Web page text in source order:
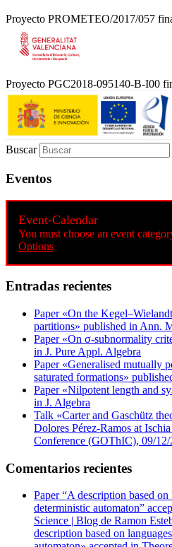
Proyecto PROMETEO/2017/057
Proyecto PGC2018-095140-B-I00
Buscar
Eventos
Event-Calendar
You must choose an event
Options
Entradas recientes
Paper «On the
partitions» published in Ann.
Paper «On σ-subnormality
in J. Pure Appl. Algebra
Paper «Generalised mutually
saturated formations»
Paper «Nilpotent length and
in J. Algebra
Talk «Carter and Gaschütz
Dolores Pérez-Ramos at
Conference (GOThIC), 09/
Comentarios recientes
Paper “A description based
deterministic automaton”
Science | Blog de Ramon
description based on